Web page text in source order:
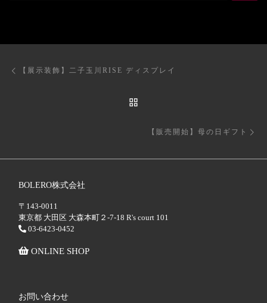
【展示装飾】二子玉川RISE ディスプレイ
【販売開始】母の日ギフト
BOLERO株式会社
〒143-0011
東京都 大田区 大森本町２-7-18 R's court 101
03-6423-0452
ONLINE SHOP
お問い合わせ